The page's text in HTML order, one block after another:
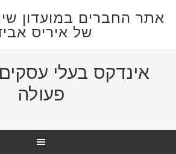
אתר החברים במועדון
של איריס
אינדקס בעלי
פעולה